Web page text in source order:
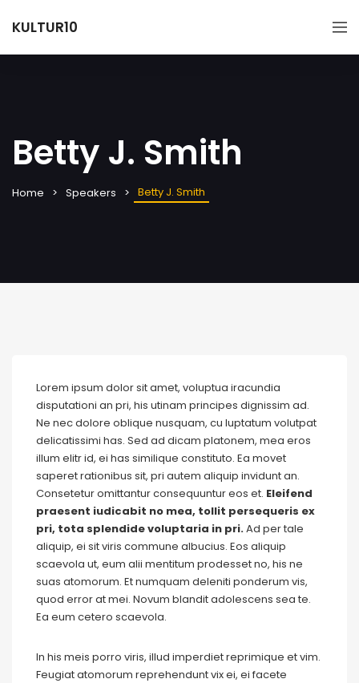
KULTUR10
Betty J. Smith
Home Speakers Betty J. Smith
Lorem ipsum dolor sit amet, voluptua iracundia
disputationi an pri, his utinam principes dignissim ad.
Ne nec dolore oblique nusquam, cu luptatum volutpat
delicatissimi has. Sed ad dicam platonem, mea eros
illum elitr id, ei has similique constituto. Ea movet
saperet rationibus sit, pri autem aliquip invidunt an.
Consetetur omittantur consequuntur eos et. Eleifend
praesent iudicabit no mea, tollit persequeris ex
pri, tota splendide voluptaria in pri.Ad per tale
aliquip, ei sit viris commune albucius. Eos aliquip
scaevola ut, eum alii mentitum prodesset no, his ne
suas atomorum. Et numquam deleniti ponderum vis,
quod error at mei. Novum blandit adolescens sea te.
Ea eum cetero scaevola.
In his meis porro viris, illud imperdiet reprimique et vim.
Feugiat atomorum reprehendunt vix ei, ei facete